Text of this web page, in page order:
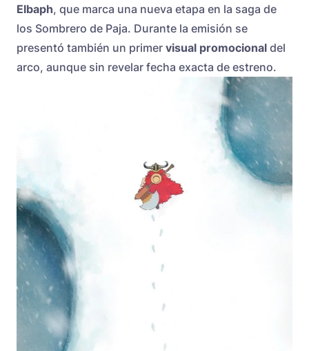
Elbaph, que marca una nueva etapa en la saga de
los Sombrero de Paja. Durante la emisión se
presentó también un primer visual promocional del
arco, aunque sin revelar fecha exacta de estreno.